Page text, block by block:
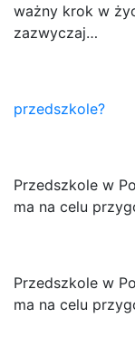
ważny krok w
zazwyczaj…
przedszkole?
Przedszkole w
ma na celu
Przedszkole w
ma na celu